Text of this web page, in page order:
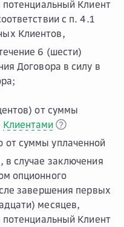
Клиент
с п. 4.1
Клиентов,
6 (шести)
Договора в силу в
от суммы
Клиентами
от суммы уплаченной
случае заключения
опционного
завершения первых
месяцев,
Клиент